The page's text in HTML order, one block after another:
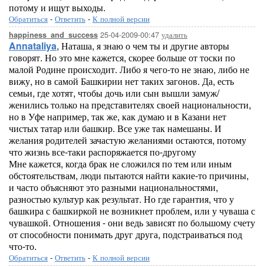
потому и ищут выходы.
Обратиться - Ответить - К полной версии
happiness_and_success 25-04-2009-00:47 удалить
Annataliya, Наташа, я знаю о чем ты и другие авторы
говорят. Но это мне кажется, скорее больше от тоски по
малой Родине происходит. Либо я чего-то не знаю, либо не
вижу, но в самой Башкирии нет таких загонов. Да, есть
семьи, где хотят, чтобы дочь или сын вышли замуж/
женились только на представителях своей национальности,
но в Уфе например, так же, как думаю и в Казани нет
чистых татар или башкир. Все уже так намешаны. И
желания родителей зачастую желаниями остаются, потому
что жизнь все-таки распоряжается по-другому
Мне кажется, когда брак не сложился по тем или иным
обстоятельствам, люди пытаются найти какие-то причины,
и часто объясняют это разными национальностями,
разностью культур как результат. Но где гарантия, что у
башкира с башкиркой не возникнет проблем, или у чуваша с
чувашкой. Отношения - они ведь зависят по большому счету
от способности понимать друг друга, подстраиваться под
что-то.
Обратиться - Ответить - К полной версии